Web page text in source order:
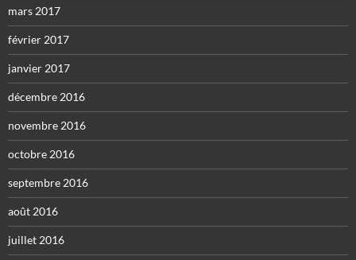
mars 2017
février 2017
janvier 2017
décembre 2016
novembre 2016
octobre 2016
septembre 2016
août 2016
juillet 2016